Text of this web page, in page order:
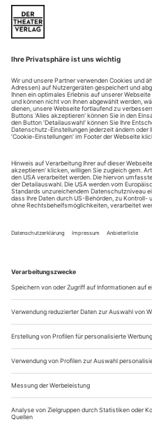
This is
Theater im Krieg mit der
Skulpturen» auf der 51.
Zum Tod des englischen
Deftig,
Starke Ensembles beim
Festival
Leser